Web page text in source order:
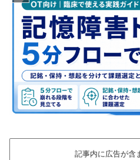
記事内に広告が含